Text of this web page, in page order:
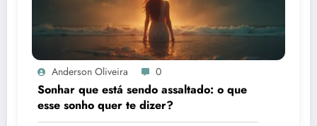
Anderson Oliveira 0
Sonhar que está sendo assaltado: o que
esse sonho quer te dizer?